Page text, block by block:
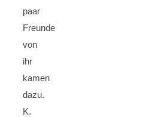
paar
Freunde
von
ihr
kamen
dazu.
K.